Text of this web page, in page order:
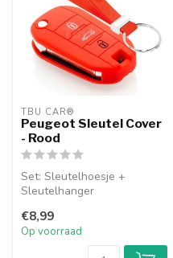
TBU CAR®
Peugeot Sleutel Cover
- Rood
Set: Sleutelhoesje +
Sleutelhanger
€8,99
Op voorraad